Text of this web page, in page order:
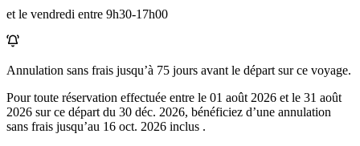
et le vendredi entre 9h30-17h00
Annulation sans frais jusqu’à 75 jours avant le départ sur ce voyage.
Pour toute réservation effectuée entre le 01 août 2026 et le 31 août
2026 sur ce départ du 30 déc. 2026, bénéficiez d’une annulation
sans frais jusqu’au 16 oct. 2026 inclus .